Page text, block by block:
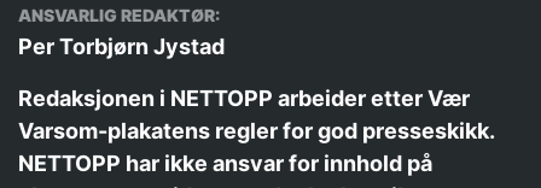
ANSVARLIG REDAKTØR:
Per Torbjørn Jystad
Redaksjonen i NETTOPP arbeider etterVær
Varsom-plakatens regler for god presseskikk.
NETTOPP har ikke ansvar for innhold på